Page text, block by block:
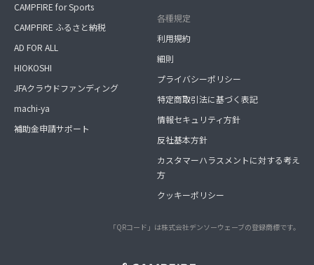
CAMPFIRE for Sports
CAMPFIRE ふるさと納税
AD FOR ALL
HIOKOSHI
JFAクラウドファンディング
machi-ya
補助金申請サポート
各種規定
利用規約
細則
プライバシーポリシー
特定商取引法に基づく表記
情報セキュリティ方針
反社基本方針
カスタマーハラスメントに対する考え
方
クッキーポリシー
「QRコード」は株式会社デンソーウェーブの登録商標です。